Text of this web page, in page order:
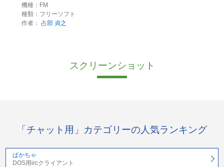
機種：FM
種類：フリーソフト
作者： 占部 貞之
スクリーンショット
「チャット用」カテゴリーの人気ランキング
ぱかちゃ
DOS用ircクライアント